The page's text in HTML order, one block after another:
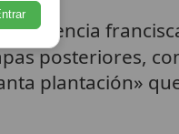
resiliencia
posteriores,
plantación»